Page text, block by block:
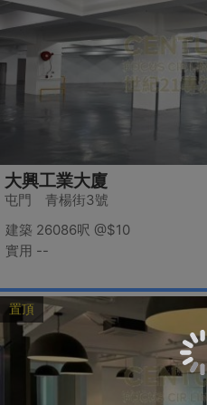
大興工業大廈
屯門 青楊街3號
建築 26086呎 @$10
實用 --
置頂